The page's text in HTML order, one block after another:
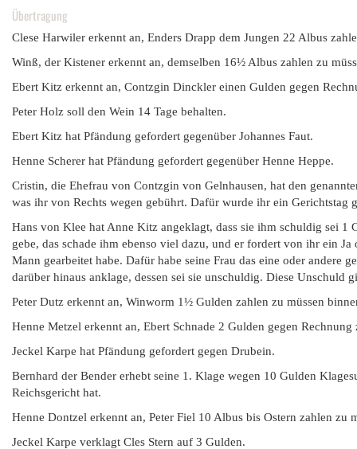
Übertragung
Clese Harwiler erkennt an, Enders Drapp dem Jungen 22 Albus
Winß, der Kistener erkennt an, demselben 16½ Albus zahlen zu
Ebert Kitz erkennt an, Contzgin Dinckler einen Gulden gegen
Peter Holz soll den Wein 14 Tage behalten.
Ebert Kitz hat Pfändung gefordert gegenüber Johannes Faut.
Henne Scherer hat Pfändung gefordert gegenüber Henne Heppe.
Cristin, die Ehefrau von Contzgin von Gelnhausen, hat den
was ihr von Rechts wegen gebührt. Dafür wurde ihr ein Gerichtstag
Hans von Klee hat Anne Kitz angeklagt, dass sie ihm schuldig sei
gebe, das schade ihm ebenso viel dazu, und er fordert von ihr ein
Mann gearbeitet habe. Dafür habe seine Frau das eine oder andere
darüber hinaus anklage, dessen sei sie unschuldig. Diese Unschuld
Peter Dutz erkennt an, Winworm 1½ Gulden zahlen zu müssen
Henne Metzel erkennt an, Ebert Schnade 2 Gulden gegen
Jeckel Karpe hat Pfändung gefordert gegen Drubein.
Bernhard der Bender erhebt seine 1. Klage wegen 10 Gulden
Reichsgericht hat.
Henne Dontzel erkennt an, Peter Fiel 10 Albus bis Ostern zahlen zu
Jeckel Karpe verklagt Cles Stern auf 3 Gulden.